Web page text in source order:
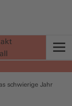
schwierige Jahr